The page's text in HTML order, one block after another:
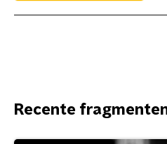
Recente